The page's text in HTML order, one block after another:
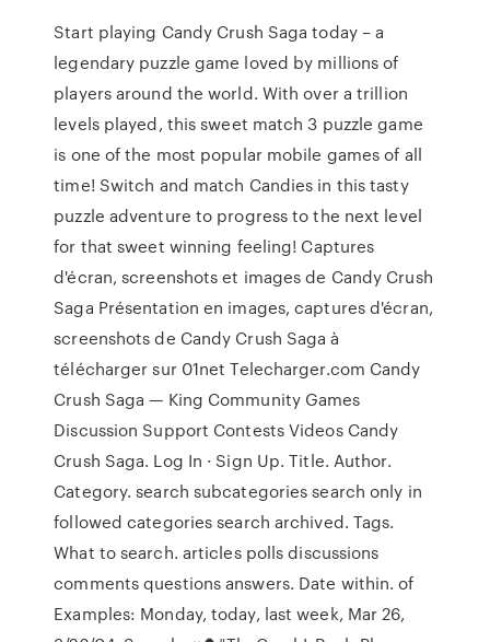
Start playing Candy Crush Saga today – a
legendary puzzle game loved by millions of
players around the world. With over a trillion
levels played, this sweet match 3 puzzle game
is one of the most popular mobile games of all
time! Switch and match Candies in this tasty
puzzle adventure to progress to the next level
for that sweet winning feeling! Captures
d'écran, screenshots et images de Candy Crush
Saga Présentation en images, captures d'écran,
screenshots de Candy Crush Saga à
télécharger sur 01net Telecharger.com Candy
Crush Saga — King Community Games
Discussion Support Contests Videos Candy
Crush Saga. Log In · Sign Up. Title. Author.
Category. search subcategories search only in
followed categories search archived. Tags.
What to search. articles polls discussions
comments questions answers. Date within. of
Examples: Monday, today, last week, Mar 26,